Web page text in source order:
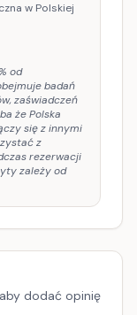
w Polskiej
od
badań
zaświadczeń
że Polska
się z innymi
z
rezerwacji
zależy od
dodać opinię